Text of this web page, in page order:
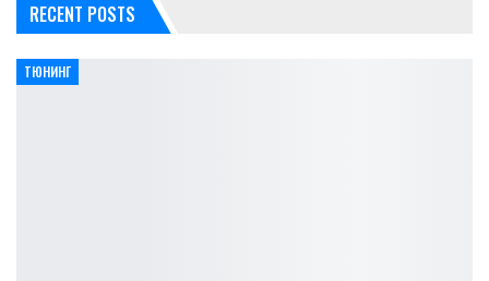
RECENT POSTS
ТЮНИНГ